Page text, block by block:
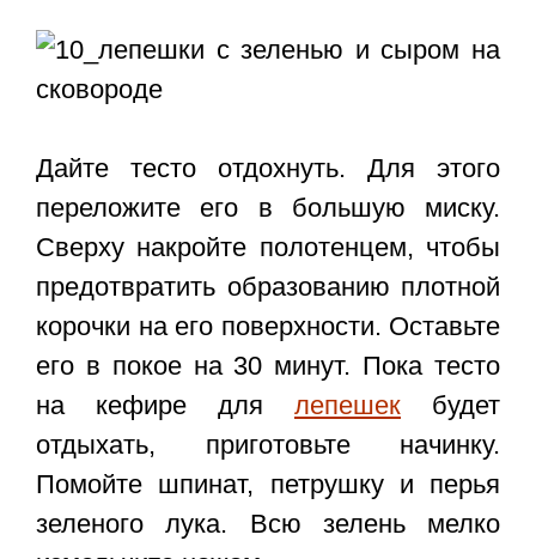
Дайте тесто отдохнуть. Для этого
переложите его в большую миску.
Сверху накройте полотенцем, чтобы
предотвратить образованию плотной
корочки на его поверхности. Оставьте
его в покое на 30 минут. Пока тесто
на кефире для лепешек будет
отдыхать, приготовьте начинку.
Помойте шпинат, петрушку и перья
зеленого лука. Всю зелень мелко